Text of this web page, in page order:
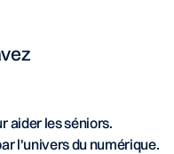
aider les séniors.
l'univers du numérique.